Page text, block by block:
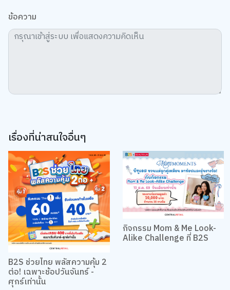
ข้อความ
เรื่องที่น่าสนใจอื่นๆ
B2S ช่วยไทย พลัสความคุ้ม 2
ต่อ! เฉพาะช้อปวันจันทร์ -
ศุกร์เท่านั้น
กิจกรรม Mom & Me Look-
Alike Challenge ที่ B2S